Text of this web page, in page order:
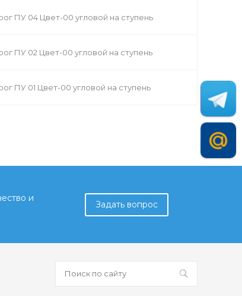
ПУ 04 Цвет-00 угловой на ступень
ПУ 02 Цвет-00 угловой на ступень
ПУ 01 Цвет-00 угловой на ступень
и
Задать вопрос